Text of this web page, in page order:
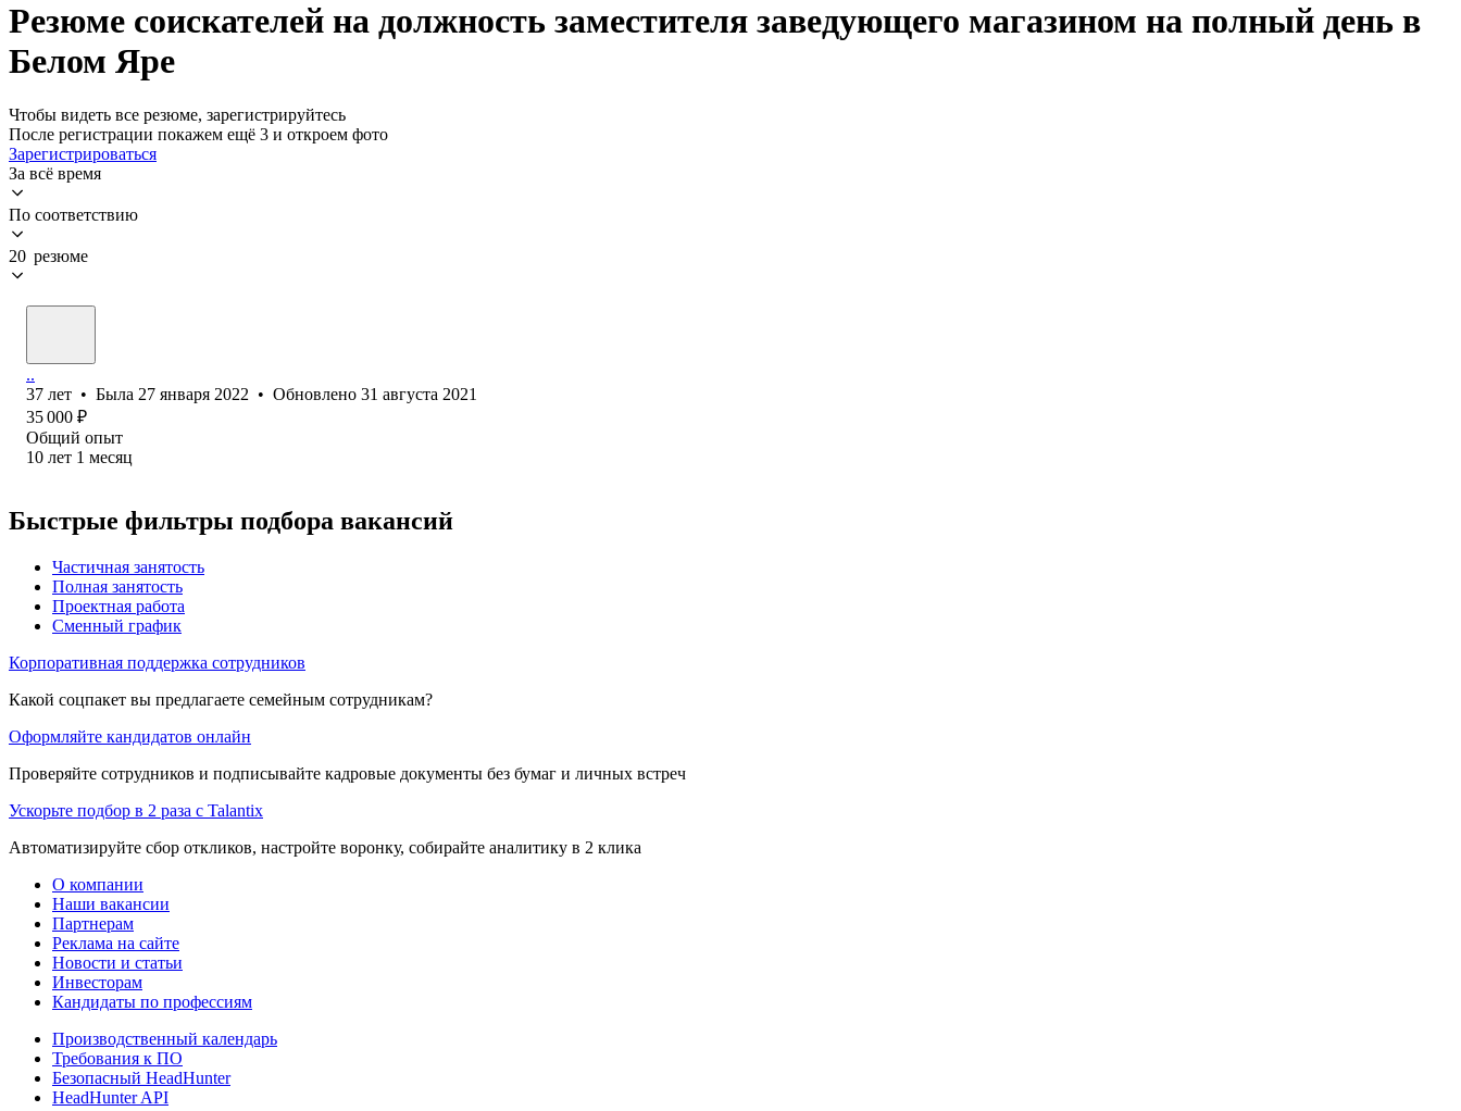
Резюме соискателей на должность заместителя заведующего магазином на полный день в
Белом Яре
Чтобы видеть все резюме, зарегистрируйтесь
После регистрации покажем ещё 3 и откроем фото
Зарегистрироваться
За всё время
По соответствию
20 резюме
..
37 лет • Была 27 января 2022 • Обновлено 31 августа 2021
35 000 ₽
Общий опыт
10 лет 1 месяц
Быстрые фильтры подбора вакансий
Частичная занятость
Полная занятость
Проектная работа
Сменный график
Корпоративная поддержка сотрудников
Какой соцпакет вы предлагаете семейным сотрудникам?
Оформляйте кандидатов онлайн
Проверяйте сотрудников и подписывайте кадровые документы без бумаг и личных встреч
Ускорьте подбор в 2 раза с Talantix
Автоматизируйте сбор откликов, настройте воронку, собирайте аналитику в 2 клика
О компании
Наши вакансии
Партнерам
Реклама на сайте
Новости и статьи
Инвесторам
Кандидаты по профессиям
Производственный календарь
Требования к ПО
Безопасный HeadHunter
HeadHunter API